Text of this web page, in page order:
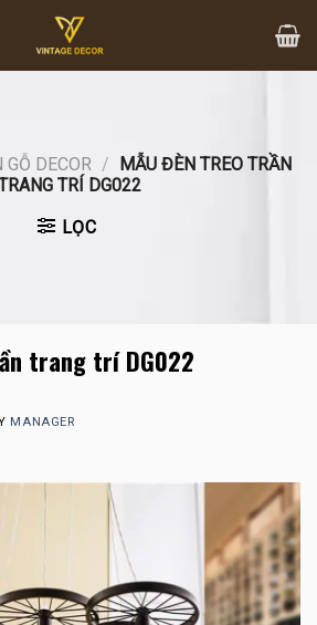
GỖ DECOR /
MẪU ĐÈN TREO TRẦN
TRÍ DG022
LỌC
trang trí DG022
MANAGER